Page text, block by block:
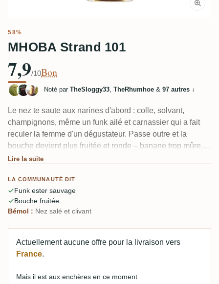
58%
MHOBA Strand 101
7,9/10Bon
Noté par TheSloggy33, TheRhumhoe & 97 autres ↓
Le nez te saute aux narines d'abord : colle, solvant,
champignons, même un funk ailé et carnassier qui a fait
reculer la femme d'un dégustateur. Passe outre et la
bouche devient plus fruitée et ronde – banane trop mûre,
ananas, canne, épices. Un rhum sud-africain MHOBA pot
high-ester avec une touche salée. Laisse-le respirer 5-10
minutes ; plusieurs disent qu'il s'ouvre complètement.
Lire la suite
LA COMMUNAUTÉ DIT
Funk ester sauvage
Bouche fruitée
Bémol : Nez salé et clivant
Actuellement aucune offre pour la livraison vers
France.
Mais il est aux enchères en ce moment